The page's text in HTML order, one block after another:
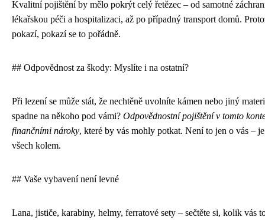
Kvalitní pojištění by mělo pokrýt celý řetězec – od samotné
lékařskou péči a hospitalizaci, až po případný transport domů.
pokazí, pokazí se to pořádně.
## Odpovědnost za škody: Myslíte i na ostatní?
Při lezení se může stát, že nechtěně uvolníte kámen nebo jiný
spadne na někoho pod vámi? Odpovědnostní pojištění v tomto
finančními nároky, které by vás mohly potkat. Není to jen o vás –
všech kolem.
## Vaše vybavení není levné
Lana, jističe, karabiny, helmy, ferratové sety – sečtěte si, kolik vás